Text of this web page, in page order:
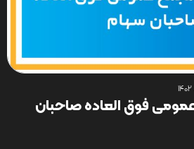
فوق العاده صاحبان